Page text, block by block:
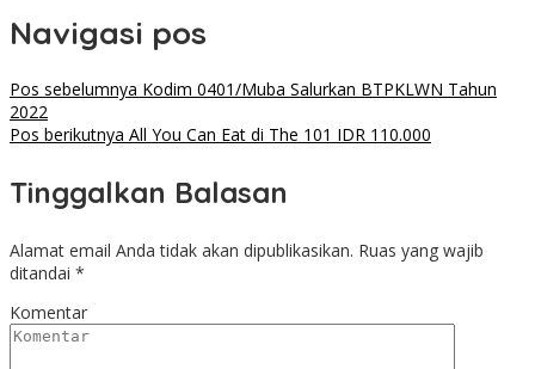
Navigasi pos
Pos sebelumnya Kodim 0401/Muba Salurkan BTPKLWN Tahun
2022
Pos berikutnya All You Can Eat di The 101 IDR 110.000
Tinggalkan Balasan
Alamat email Anda tidak akan dipublikasikan. Ruas yang wajib
ditandai *
Komentar